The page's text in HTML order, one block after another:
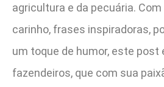
agricultura e da pecuária.
carinho, frases inspiradoras,
um toque de humor, este post
fazendeiros, que com sua